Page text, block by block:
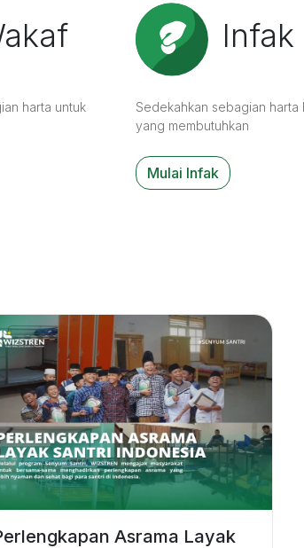
harta untuk
Infak
Sedekahkan sebagian harta
yang membutuhkan
Mulai Infak
Asrama Layak